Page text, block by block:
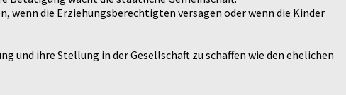
wenn die Erziehungsberechtigten versagen oder wenn die Kinder
und ihre Stellung in der Gesellschaft zu schaffen wie den ehelichen